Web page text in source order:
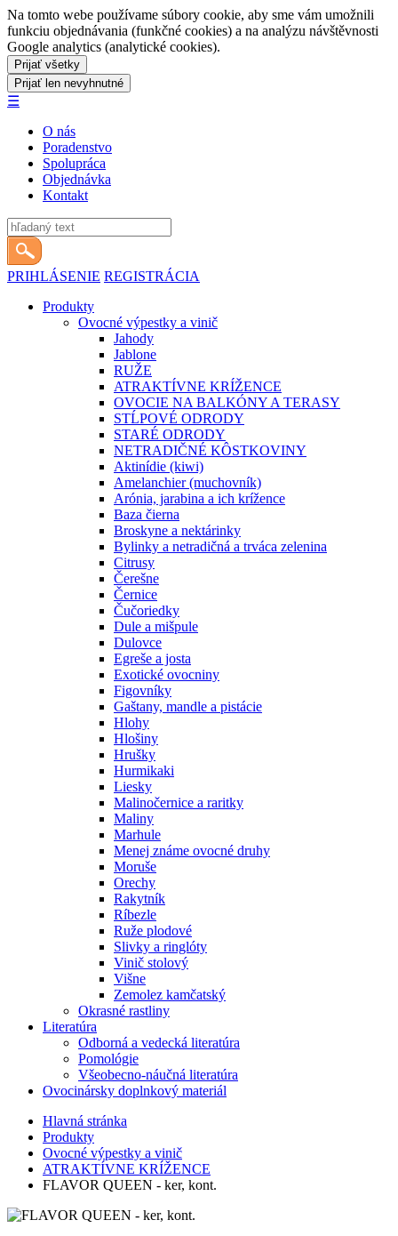
Na tomto webe používame súbory cookie, aby sme vám umožnili
funkciu objednávania (funkčné cookies) a na analýzu návštěvnosti
Google analytics (analytické cookies).
☰
O nás
Poradenstvo
Spolupráca
Objednávka
Kontakt
PRIHLÁSENIE REGISTRÁCIA
Produkty
Ovocné výpestky a vinič
Jahody
Jablone
RUŽE
ATRAKTÍVNE KRÍŽENCE
OVOCIE NA BALKÓNY A TERASY
STĹPOVÉ ODRODY
STARÉ ODRODY
NETRADIČNÉ KÔSTKOVINY
Aktinídie (kiwi)
Amelanchier (muchovník)
Arónia, jarabina a ich krížence
Baza čierna
Broskyne a nektárinky
Bylinky a netradičná a trváca zelenina
Citrusy
Čerešne
Černice
Čučoriedky
Dule a mišpule
Dulovce
Egreše a josta
Exotické ovocniny
Figovníky
Gaštany, mandle a pistácie
Hlohy
Hlošiny
Hrušky
Hurmikaki
Liesky
Malinočernice a raritky
Maliny
Marhule
Menej známe ovocné druhy
Moruše
Orechy
Rakytník
Ríbezle
Ruže plodové
Slivky a ringlóty
Vinič stolový
Višne
Zemolez kamčatský
Okrasné rastliny
Literatúra
Odborná a vedecká literatúra
Pomológie
Všeobecno-náučná literatúra
Ovocinársky doplnkový materiál
Hlavná stránka
Produkty
Ovocné výpestky a vinič
ATRAKTÍVNE KRÍŽENCE
FLAVOR QUEEN - ker, kont.